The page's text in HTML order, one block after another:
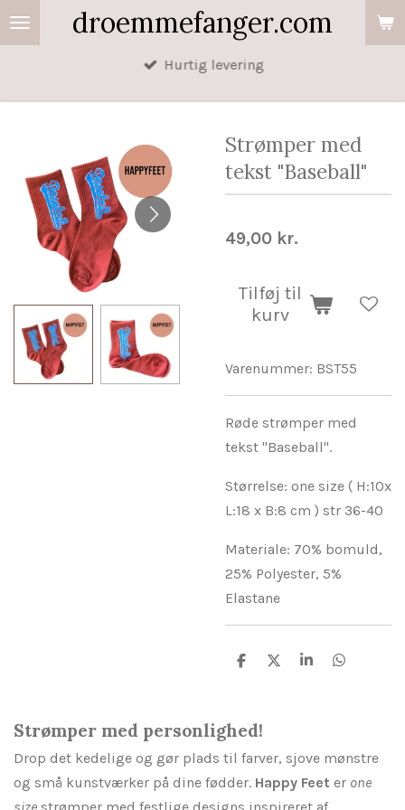
Spring
til
droemmefanger.com
Hurtig levering
Strømper med
tekst "Baseball"
49,00 kr.
Tilføj til
kurv
Varenummer: BST55
Røde strømper med
tekst "Baseball".
Størrelse: one size ( H:10x
L:18 x B:8 cm ) str 36-40
Materiale: 70% bomuld,
25% Polyester, 5%
Elastane
D
D
D
D
Strømper med personlighed!
Drop det kedelige og gør plads til farver, sjove mønstre
og små kunstværker på dine fødder. Happy Feet er one